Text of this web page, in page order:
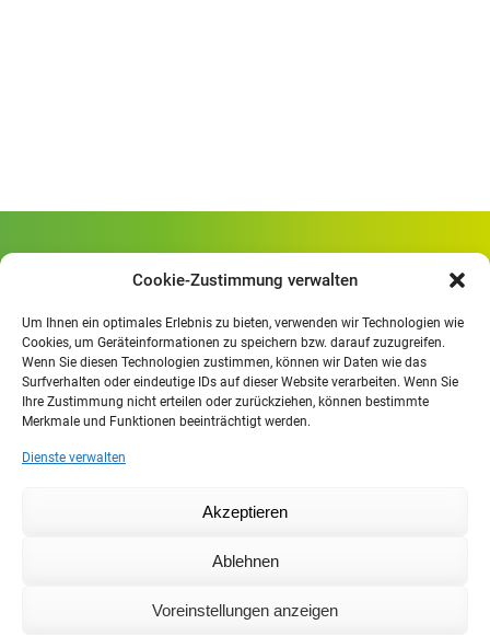
Cookie-Zustimmung verwalten
Um Ihnen ein optimales Erlebnis zu bieten, verwenden wir Technologien wie
Cookies, um Geräteinformationen zu speichern bzw. darauf zuzugreifen.
Wenn Sie diesen Technologien zustimmen, können wir Daten wie das
Surfverhalten oder eindeutige IDs auf dieser Website verarbeiten. Wenn Sie
Ihre Zustimmung nicht erteilen oder zurückziehen, können bestimmte
Merkmale und Funktionen beeinträchtigt werden.
Dienste verwalten
Akzeptieren
Ablehnen
Voreinstellungen anzeigen
Rheinlandstraße 80
Öffnungszeiten:
Mo. - Fr.
07.30 - 13.00 Uhr
Mo. - Do.
13:30 - 15.30 Uhr
Datenschutzerklärung
IHK
Cookie-Richtlinie (EU)